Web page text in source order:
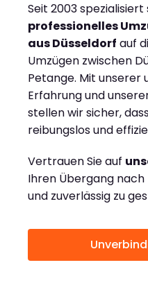
Seit 2003 spezialisiert
professionelles
aus Düsseldorf auf
Umzügen zwischen
Petange. Mit unserer
Erfahrung und
stellen wir sicher,
reibungslos und
Vertrauen Sie auf
Ihren Übergang
und zuverlässig zu